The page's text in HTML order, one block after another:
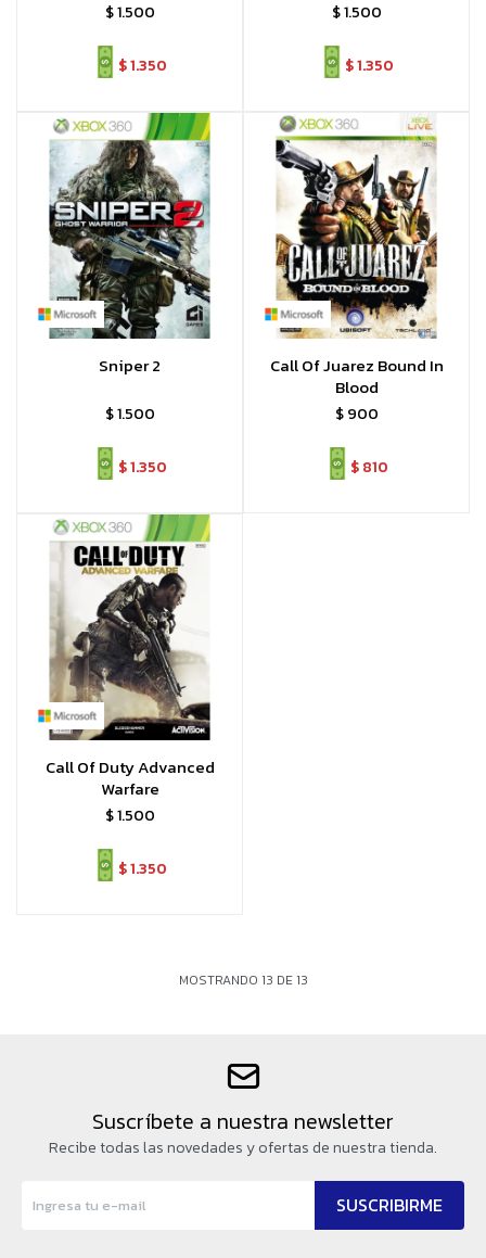
$1.500
$1.350
$1.500
$1.350
Sniper 2
$1.500
$1.350
Call Of Juarez Bound In
Blood
$ 900
$810
Call Of Duty Advanced
Warfare
$1.500
$1.350
MOSTRANDO 13 DE13
Suscríbete a nuestra newsletter
Recibe todas las novedades y ofertas de nuestra tienda.
SUSCRIBIRME